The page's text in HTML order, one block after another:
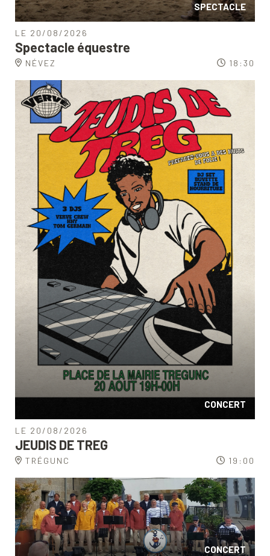
SPECTACLE
LE 20/08/2026
Spectacle équestre
NÉVEZ 18:30
CONCERT
LE 20/08/2026
JEUDIS DE TREG
TRÉGUNC 19:00
CONCERT